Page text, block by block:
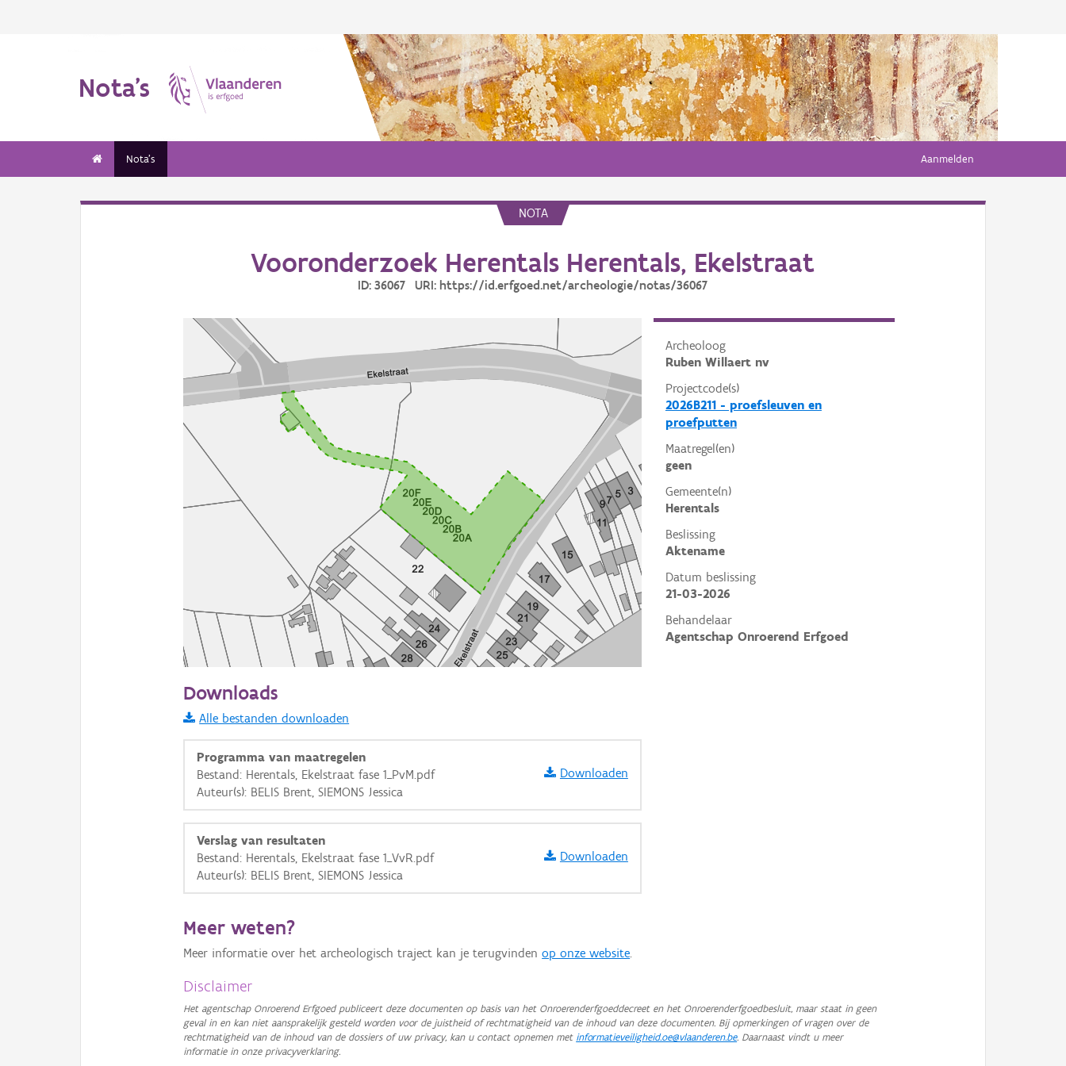
Nota's
Nota's Aanmelden
NOTA
Vooronderzoek Herentals Herentals, Ekelstraat
ID: 36067 URI: https://id.erfgoed.net/archeologie/notas/36067
Archeoloog
Ruben Willaert nv
Projectcode(s)
2026B211 - proefsleuven en
proefputten
Maatregel(en)
geen
Gemeente(n)
Herentals
Beslissing
Aktename
Datum beslissing
21-03-2026
Behandelaar
Agentschap Onroerend Erfgoed
Informatie Vlaanderen
i
+ −
OSM-Basiskaart
GRB-Basiskaart in grijswaarden
Downloads
Alle bestanden downloaden
Programma van maatregelen
Bestand: Herentals, Ekelstraat fase 1_PvM.pdf
Auteur(s): BELIS Brent, SIEMONS Jessica
Downloaden
Verslag van resultaten
Bestand: Herentals, Ekelstraat fase 1_VvR.pdf
Auteur(s): BELIS Brent, SIEMONS Jessica
Downloaden
Meer weten?
Meer informatie over het archeologisch traject kan je terugvindenop onze website.
Disclaimer
Het agentschap Onroerend Erfgoed publiceert deze documenten op basis van het Onroerenderfgoeddecreet en het Onroerenderfgoedbesluit, maar staat in geen
geval in en kan niet aansprakelijk gesteld worden voor de juistheid of rechtmatigheid van de inhoud van deze documenten. Bij opmerkingen of vragen over de
rechtmatigheid van de inhoud van de dossiers of uw privacy, kan u contact opnemen met informatieveiligheid.oe@vlaanderen.be. Daarnaast vindt u meer
informatie in onze privacyverklaring.